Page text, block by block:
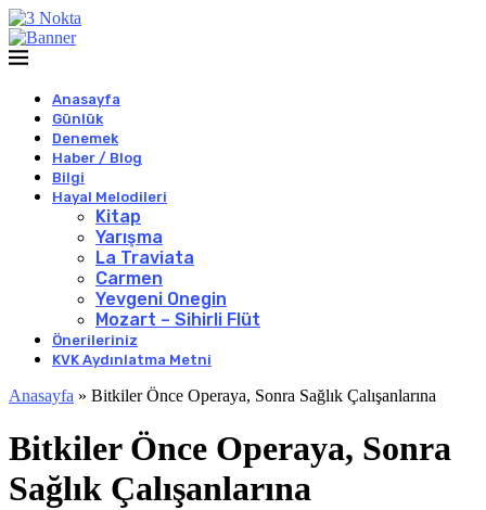
Anasayfa
Günlük
Denemek
Haber / Blog
Bilgi
Hayal Melodileri
Kitap
Yarışma
La Traviata
Carmen
Yevgeni Onegin
Mozart – Sihirli Flüt
Önerileriniz
KVK Aydınlatma Metni
Anasayfa » Bitkiler Önce Operaya, Sonra Sağlık Çalışanlarına
Bitkiler Önce Operaya, Sonra
Sağlık Çalışanlarına